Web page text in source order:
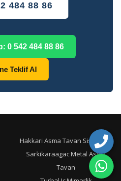
484 88 86
0 542 484 88 86
Teklif Al
Hakkari Asma Tavan Sistemleri
Sarkikaraagac Metal Asma
Tavan